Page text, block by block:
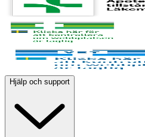
Hjälp och support